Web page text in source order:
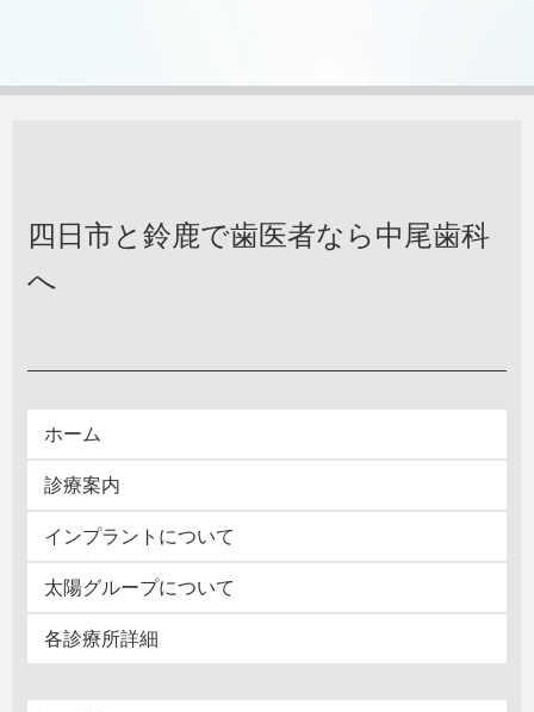
四日市と鈴鹿で歯医者なら中尾歯科
へ
ホーム
診療案内
インプラントについて
太陽グループについて
各診療所詳細